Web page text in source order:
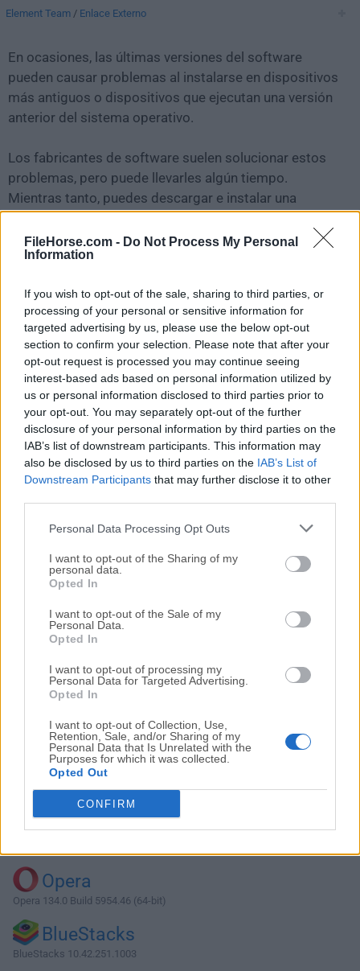
FileHorse.com - Do Not Process My Personal
Information
If you wish to opt-out of the sale, sharing to third parties, or
processing of your personal or sensitive information for
targeted advertising by us, please use the below opt-out
section to confirm your selection. Please note that after your
opt-out request is processed you may continue seeing
interest-based ads based on personal information utilized by
us or personal information disclosed to third parties prior to
your opt-out. You may separately opt-out of the further
disclosure of your personal information by third parties on the
IAB’s list of downstream participants. This information may
also be disclosed by us to third parties on the IAB’s List of
Downstream Participants that may further disclose it to other
Personal Data Processing Opt Outs
I want to opt-out of the Sharing of my
personal data.
Opted In
I want to opt-out of the Sale of my
Personal Data.
Opted In
I want to opt-out of processing my
Personal Data for Targeted Advertising.
Opted In
I want to opt-out of Collection, Use,
Retention, Sale, and/or Sharing of my
Personal Data that Is Unrelated with the
Purposes for which it was collected.
Opted Out
CONFIRM
Element Team / Enlace Externo
En ocasiones, las últimas versiones del software
pueden causar problemas al instalarse en dispositivos
más antiguos o dispositivos que ejecutan una versión
anterior del sistema operativo.
Los fabricantes de software suelen solucionar estos
problemas, pero puede llevarles algún tiempo.
Mientras tanto, puedes descargar e instalar una
Para aquellos interesados en descargar la versión más
simplemente hazclic aquí.
Todas las versiones antiguas distribuidas en nuestro
sitio web son completamente libres de virus y están
disponibles para su descarga sin costo alguno.
Nos encantaría saber de ti
Si tienes alguna pregunta o idea que desees compartir
con nosotros, dirígete a nuestrapágina de contactoy
háznoslo saber. ¡Valoramos tu opinión!
Descargar Riot 1.6.8
¿Por qué se publica esta aplicación en Filehorse? (Más
información
Opera
Opera 134.0 Build 5954.46 (64-bit)
BlueStacks
BlueStacks 10.42.251.1003